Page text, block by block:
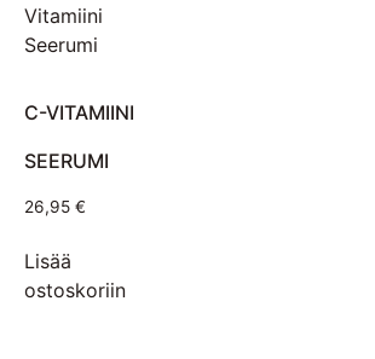
C-VITAMIINI
SEERUMI
26,95 €
Lisää
ostoskoriin